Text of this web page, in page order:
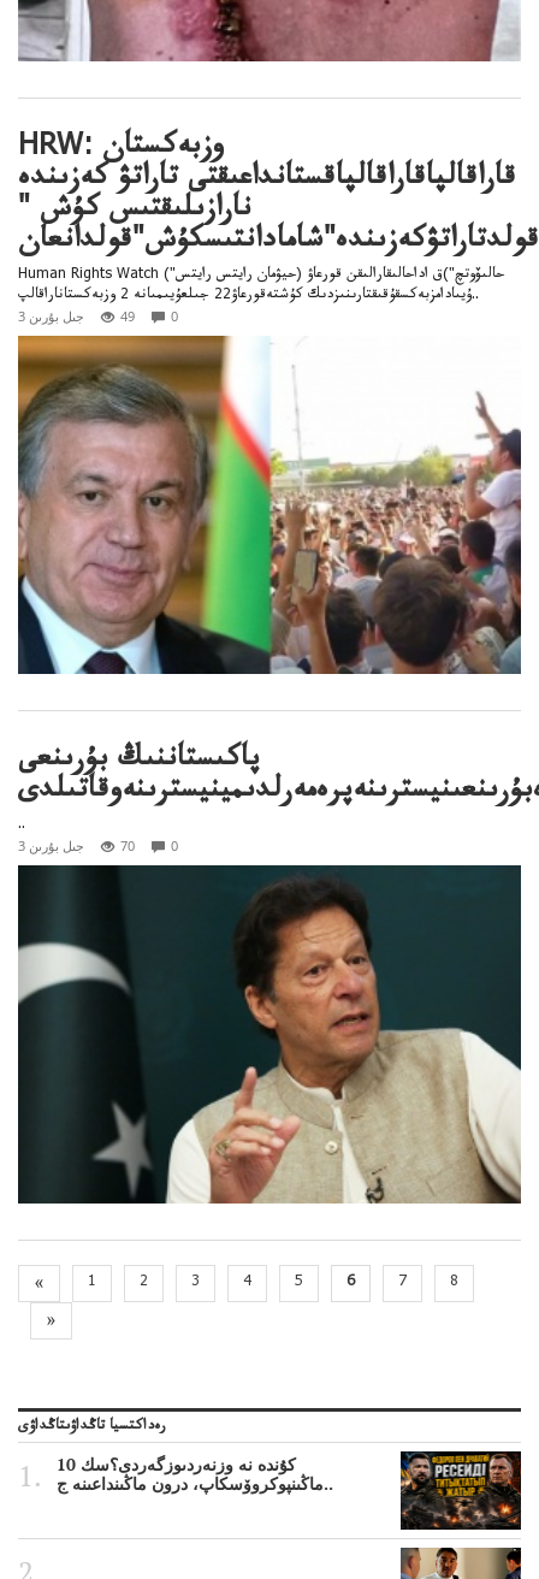
HRW: وزبەكستان
قاراقالپاقاراقالپاقستانداعىقتى تاراتۋ كەزىندە
نارازىلىقتىس كۇش "
قولدتاراتۋكەزىندە"شامادانتىسكۇش"قولدانعان
Human Rights Watch ("حيۋمان رايتس رايتس) حالىۆوتچ")ق اداحالىقارالىقن قورعاۋ
ۇيىادامزبەكسقۇقىقتارىنىزدىك كۇشتەقورعاۋ22 جىلعۇيىمىانە 2 وزبەكستاناراقالپ..
3 جىل بۇرىن 49 0
پاكىستاننىڭ بۇرىنعى
..
3 جىل بۇرىن 70 0
« 1 2 3 4 5 6 7
8
»
رەداكتسيا تاڭداۋىتاڭداۋى
10 كۇندە نە وزنەردىوزگەردى؟سك
ماڭىنپوكروۆسكاپ، درون ماڭىنداعىنە ج..